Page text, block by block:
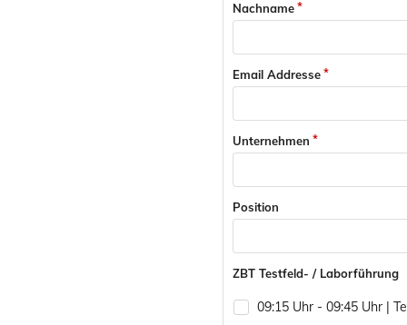
Nachname
Email Addresse
Unternehmen
Position
ZBT Testfeld- / Laborführung
09:15 Uhr - 09:45 Uhr |